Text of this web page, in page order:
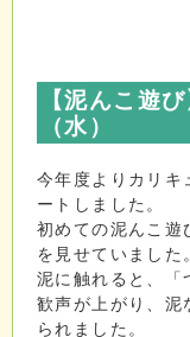
【泥んこ遊び
（水）
今年度よりカリキ
ートしました。
初めての泥んこ遊
を見せていました
泥に触れると、「
歓声が上がり、泥
られました。